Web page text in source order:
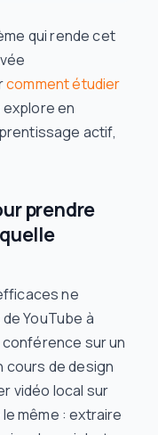
qui rende cet
comment étudier
explore en
actif,
prendre
ne
YouTube à
sur un
cours de design
vidéo local sur
même : extraire